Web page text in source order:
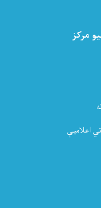
مرکز
اعلامیې